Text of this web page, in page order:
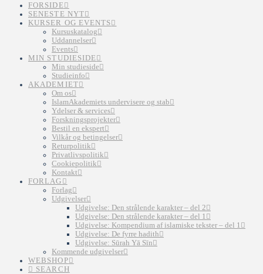
FORSIDE
SENESTE NYT
KURSER OG EVENTS
Kursuskatalog
Uddannelser
Events
MIN STUDIESIDE
Min studieside
Studieinfo
AKADEMIET
Om os
IslamAkademiets undervisere og stab
Ydelser & services
Forskningsprojekter
Bestil en ekspert
Vilkår og betingelser
Returpolitik
Privatlivspolitik
Cookiepolitik
Kontakt
FORLAG
Forlag
Udgivelser
Udgivelse: Den strålende karakter – del 2
Udgivelse: Den strålende karakter – del 1
Udgivelse: Kompendium af islamiske tekster – del 1
Udgivelse: De fyrre hadith
Udgivelse: Sūrah Yā Sīn
Kommende udgivelser
WEBSHOP
SEARCH